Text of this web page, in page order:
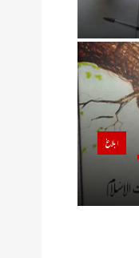
ابلاغ